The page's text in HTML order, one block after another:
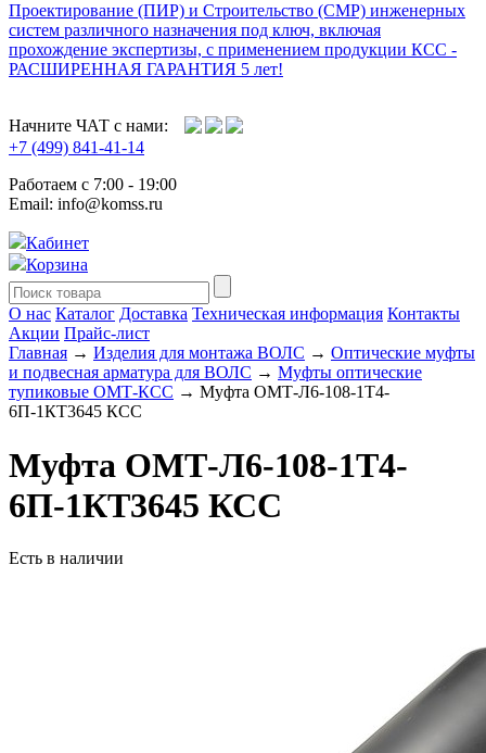
Проектирование (ПИР) и Cтроительство (СМР) инженерных
систем различного назначения под ключ, включая
прохождение экспертизы, с применением продукции КСС -
РАСШИРЕННАЯ ГАРАНТИЯ 5 лет!
Начните ЧАТ с нами:
+7 (499) 841-41-14
Работаем с 7:00 - 19:00
Email: info@komss.ru
Кабинет
Корзина
О нас Каталог Доставка Техническая информация Контакты
Акции Прайс-лист
Главная → Изделия для монтажа ВОЛС → Оптические муфты
и подвесная арматура для ВОЛС → Муфты оптические
тупиковые ОМТ-КСС → Муфта ОМТ-Л6-108-1Т4-
6П-1КТ3645 КСС
Муфта ОМТ-Л6-108-1Т4-
6П-1КТ3645 КСС
Есть в наличии